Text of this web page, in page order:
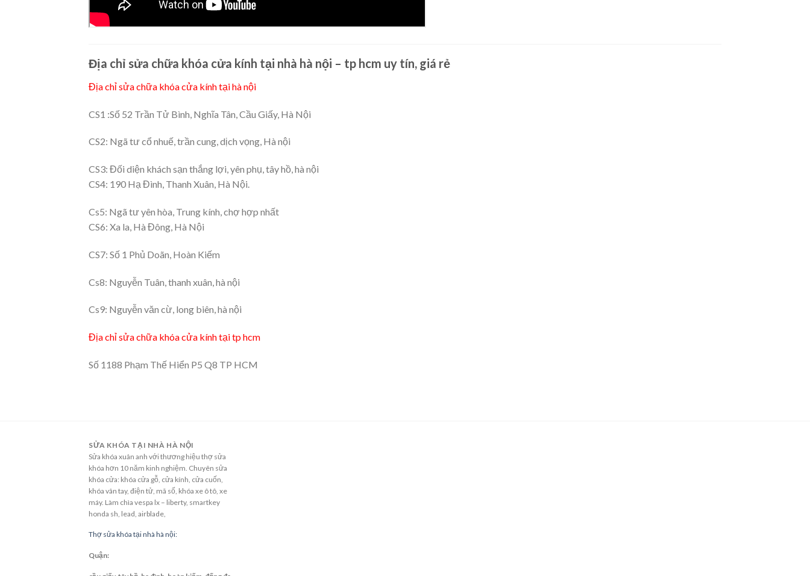
Địa chỉ sửa chữa khóa cửa kính tại nhà hà nội – tp hcm uy tín, giá rẻ
Địa chỉ sửa chữa khóa cửa kính tại hà nội
CS1 :Số 52 Trần Tử Bình, Nghĩa Tân, Cầu Giấy, Hà Nội
CS2: Ngã tư cổ nhuế, trần cung, dịch vọng, Hà nội
CS3: Đối diện khách sạn thắng lợi, yên phụ, tây hồ, hà nội
CS4: 190 Hạ Đình, Thanh Xuân, Hà Nội.
Cs5: Ngã tư yên hòa, Trung kính, chợ hợp nhất
CS6: Xa la, Hà Đông, Hà Nội
CS7: Số 1 Phủ Doãn, Hoàn Kiếm
Cs8: Nguyễn Tuân, thanh xuân, hà nội
Cs9: Nguyễn văn cừ, long biên, hà nội
Địa chỉ sửa chữa khóa cửa kính tại tp hcm
Số 1188 Phạm Thế Hiển P5 Q8 TP HCM
SỬA KHÓA TẠI NHÀ HÀ NỘI
Sửa khóa xuân anh với thương hiệu thợ sửa
khóa hơn 10 năm kinh nghiệm. Chuyên sửa
khóa cửa: khóa cửa gỗ, cửa kính, cửa cuốn,
khóa vân tay, điện tử, mã số, khóa xe ô tô, xe
máy. Làm chìa vespa lx – liberty, smartkey
honda sh, lead, airblade,
Thợ sửa khóa tại nhà hà nội:
Quận: